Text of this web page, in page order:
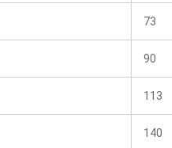
73
90
113
140